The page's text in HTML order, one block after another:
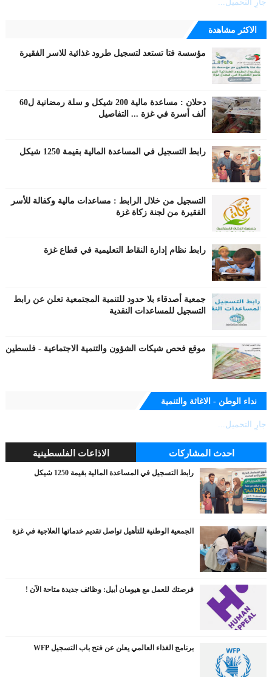
جارٍ التحميل...
الاكثر مشاهدة
مؤسسة فتا تستعد لتسجيل طرود غذائية للاسر الفقيرة
دحلان : مساعدة مالية 200 شيكل و سلة رمضانية ل60
ألف أسرة في غزة ... التفاصيل
رابط التسجيل في المساعدة المالية بقيمة 1250 شيكل
التسجيل من خلال الرابط : مساعدات مالية وكفالة للأسر
الفقيرة من لجنة زكاة غزة
رابط نظام إدارة النقاط التعليمية في قطاع غزة
جمعية أصدقاء بلا حدود للتنمية المجتمعية تعلن عن رابط
التسجيل للمساعدات النقدية
موقع فحص شيكات الشؤون والتنمية الاجتماعية - فلسطين
نداء الوطن - الاغاثة والتنمية
جارٍ التحميل...
احدث المشاركات الاذاعات الفلسطينية
رابط التسجيل في المساعدة المالية بقيمة 1250 شيكل
الجمعية الوطنية للتأهيل تواصل تقديم خدماتها العلاجية في غزة
فرصتك للعمل مع هيومان أبيل: وظائف جديدة متاحة الآن !
برنامج الغذاء العالمي يعلن عن فتح باب التسجيل WFP